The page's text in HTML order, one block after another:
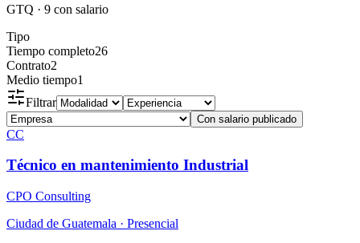
GTQ · 9 con salario
Tipo
Tiempo completo26
Contrato2
Medio tiempo1
Filtrar
Con salario publicado
CC
Técnico en mantenimiento Industrial
CPO Consulting
Ciudad de Guatemala · Presencial